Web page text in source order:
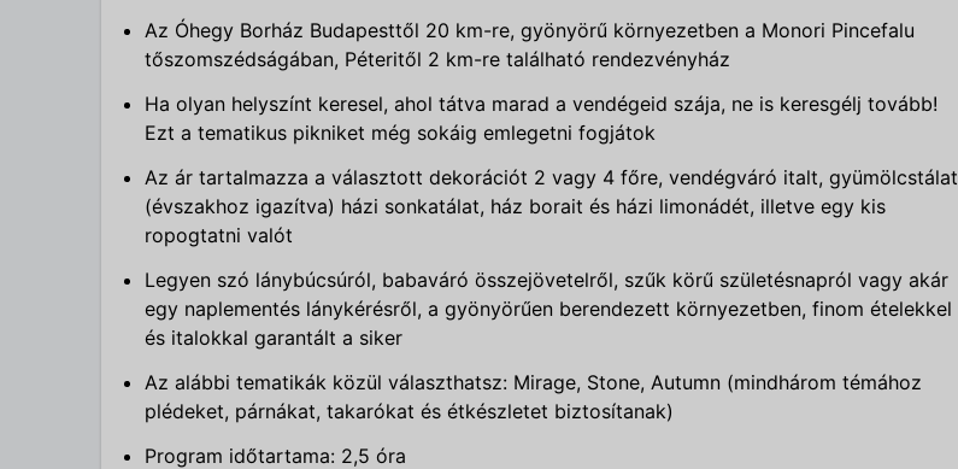
Az Óhegy Borház Budapesttől 20 km-re, gyönyörű környezetben a Monori Pincefalu
tőszomszédságában, Péteritől 2 km-re található rendezvényház
Ha olyan helyszínt keresel, ahol tátva marad a vendégeid szája, ne is keresgélj tovább!
Ezt a tematikus pikniket még sokáig emlegetni fogjátok
Az ár tartalmazza a választott dekorációt 2 vagy 4 főre, vendégváró italt, gyümölcstálat
(évszakhoz igazítva) házi sonkatálat, ház borait és házi limonádét, illetve egy kis
ropogtatni valót
Legyen szó lánybúcsúról, babaváró összejövetelről, szűk körű születésnapról vagy akár
egy naplementés lánykérésről, a gyönyörűen berendezett környezetben, finom ételekkel
és italokkal garantált a siker
Az alábbi tematikák közül választhatsz: Mirage, Stone, Autumn (mindhárom témához
plédeket, párnákat, takarókat és étkészletet biztosítanak)
Program időtartama: 2,5 óra